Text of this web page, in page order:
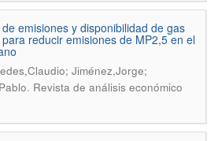
emisiones y disponibilidad de gas
reducir emisiones de MP2,5 en el
Jiménez,Jorge;
. Revista de análisis económico